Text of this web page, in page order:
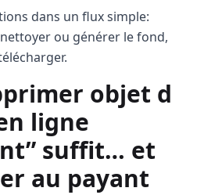
dans un flux simple:
ou générer le fond,
objet d
ligne
suffit… et
au payant